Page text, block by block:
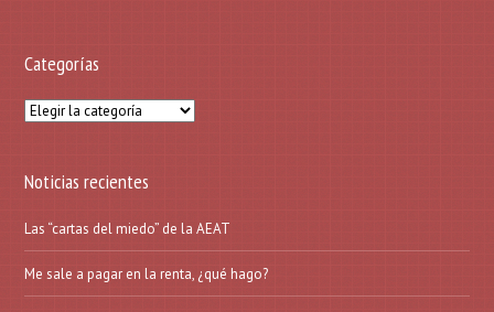
Categorías
Categorías
Noticias recientes
Las “cartas del miedo” de la AEAT
Me sale a pagar en la renta, ¿qué hago?